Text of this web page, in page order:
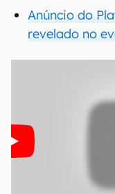
Anúncio do
revelado no